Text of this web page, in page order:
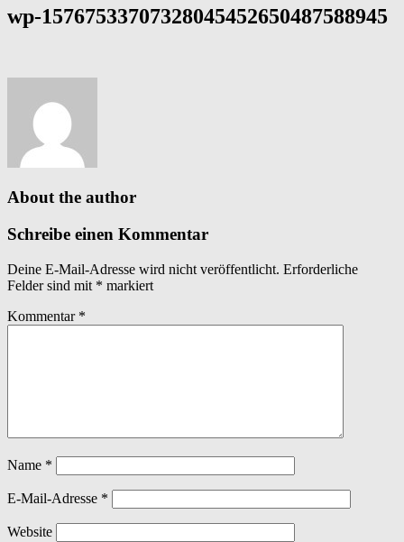
wp-15767533707328045452650487588945
About the author
Schreibe einen Kommentar
Deine E-Mail-Adresse wird nicht veröffentlicht. Erforderliche
Felder sind mit * markiert
Kommentar *
Name *
E-Mail-Adresse *
Website